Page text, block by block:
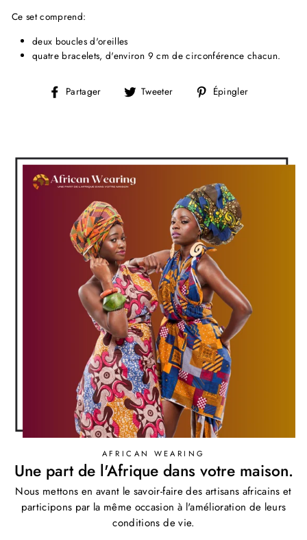
Ce set comprend:
deux boucles d'oreilles
quatre bracelets, d'environ 9 cm de circonférence chacun.
Partager
PartagerTweeter
TweeterÉpingler
AFRICAN WEARING
Une part de l'Afrique dans votre maison.
Nous mettons en avant le savoir-faire des artisans africains et
participons par la même occasion à l'amélioration de leurs
conditions de vie.